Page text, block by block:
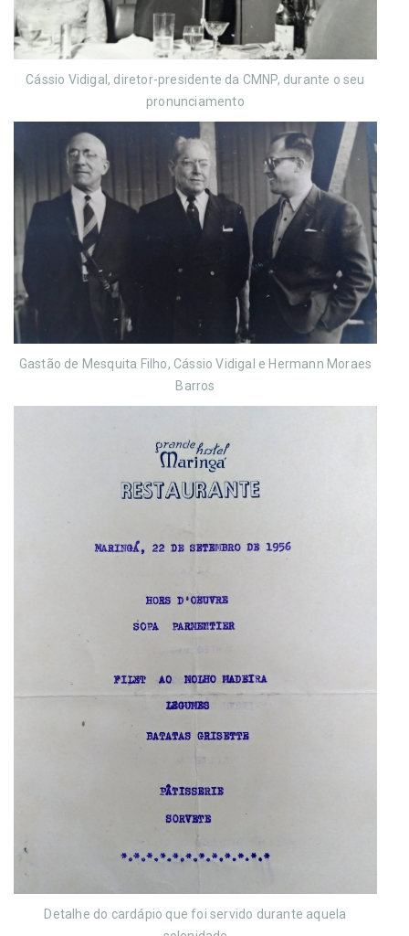
Cássio Vidigal, diretor-presidente da CMNP, durante o seu
pronunciamento
Gastão de Mesquita Filho, Cássio Vidigal e Hermann Moraes
Barros
Detalhe do cardápio que foi servido durante aquela